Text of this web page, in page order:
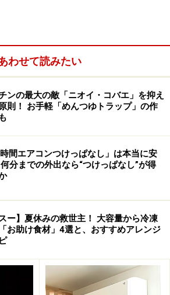
グループを考え、脱衣の時点で大き
仕分けし洗濯機に入れ、干す、たた
のグループのまま進行する。
についてご紹介します >>
ものです。最新の内容をご確認くださ
次のページへ
わせて読みたい
ンの最大の敵「ニオイ・コバエ」を抑え
則！ お手軽「めんつゆトラップ」の作
時間エアコンつけっぱなし」は本当に安
分までの外出なら“つけっぱなし”が得
スー】夏休みの救世主！ 大容量から冷凍
お助け食材」4選と、おすすめアレンジ